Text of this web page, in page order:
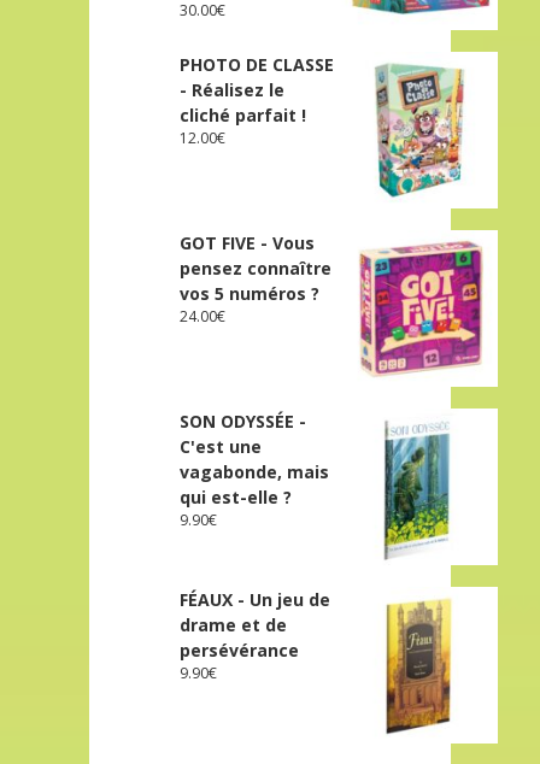
30.00€
PHOTO DE CLASSE
- Réalisez le
cliché parfait !
12.00€
GOT FIVE - Vous
pensez connaître
vos 5 numéros ?
24.00€
SON ODYSSÉE -
C'est une
vagabonde, mais
qui est-elle ?
9.90€
FÉAUX - Un jeu de
drame et de
persévérance
9.90€